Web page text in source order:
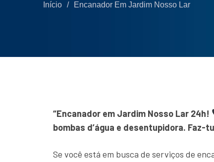
Início / Encanador Em Jardim Nosso Lar
“Encanador em Jardim Nosso Lar 24h!
bombas d’água e desentupidora. Faz-
Se você está em busca de serviços de